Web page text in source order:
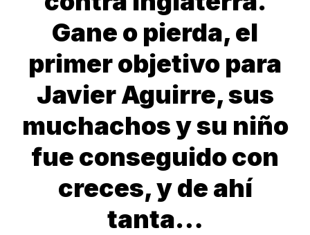
Gane o pierda, el
primer objetivo para
Javier Aguirre, sus
muchachos y su niño
fue conseguido con
creces, y de ahí
tanta…